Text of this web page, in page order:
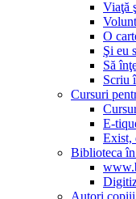
Viaţă
O
Şi eu
Să
Scriu
Cursuri
E-
Exist,
Biblioteca
Autori copiii